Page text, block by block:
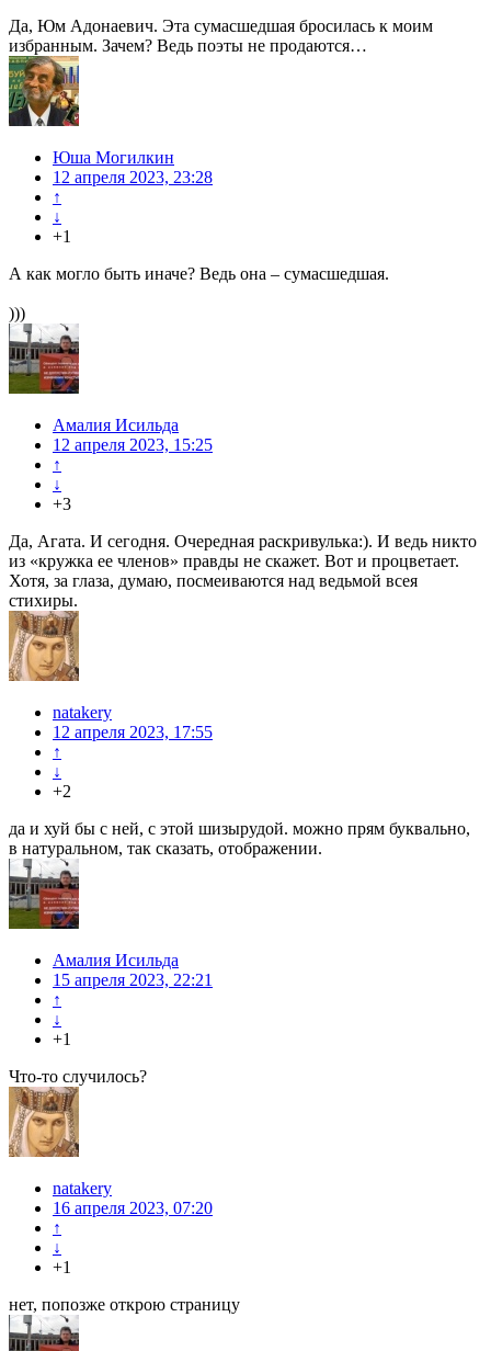
Да, Юм Адонаевич. Эта сумасшедшая бросилась к моим
избранным. Зачем? Ведь поэты не продаются…
Юша Могилкин
12 апреля 2023, 23:28
↑
↓
+1
А как могло быть иначе? Ведь она – сумасшедшая.
)))
Амалия Исильда
12 апреля 2023, 15:25
↑
↓
+3
Да, Агата. И сегодня. Очередная раскривулька:). И ведь никто
из «кружка ее членов» правды не скажет. Вот и процветает.
Хотя, за глаза, думаю, посмеиваются над ведьмой всея
стихиры.
natakery
12 апреля 2023, 17:55
↑
↓
+2
да и хуй бы с ней, с этой шизырудой. можно прям буквально,
в натуральном, так сказать, отображении.
Амалия Исильда
15 апреля 2023, 22:21
↑
↓
+1
Что-то случилось?
natakery
16 апреля 2023, 07:20
↑
↓
+1
нет, попозже открою страницу